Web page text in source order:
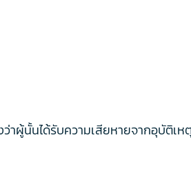
ผู้นั้นได้รับความเสียหายจากอุบัติเ